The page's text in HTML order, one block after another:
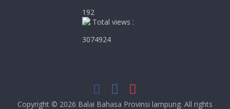
192
Total views :
3074924
Copyright © 2026 Balai Bahasa Provinsi lampung. All rights